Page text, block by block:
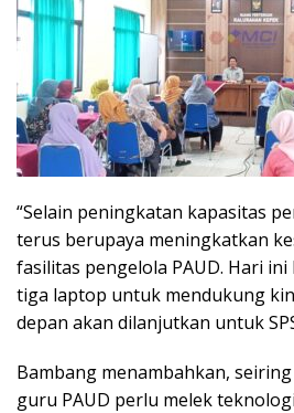
“Selain peningkatan kapasitas
terus berupaya meningkatkan
fasilitas pengelola PAUD. Hari
tiga laptop untuk mendukung
depan akan dilanjutkan untuk
Bambang menambahkan,
guru PAUD perlu melek